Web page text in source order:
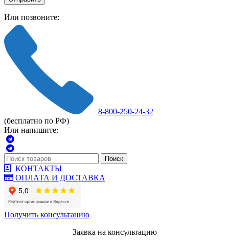
Или позвоните:
8-800-250-24-32
(бесплатно по РФ)
Или напишите:
Поиск
КОНТАКТЫ
ОПЛАТА И ДОСТАВКА
Получить консультацию
Заявка на консультацию